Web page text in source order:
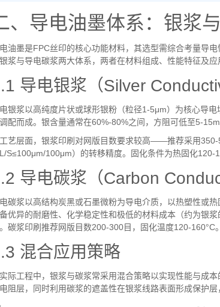
、导电油墨体系：银浆
油墨是FPC丝印的核心功能材料，其选型需综合考量导
浆与导电碳浆两大体系，两者在材料组成、性能特征及应
导电银浆（Silver
银浆以高纯度片状或球形银粉（粒径1-5μm）为核心导电
配而成。银含量通常在60%-80%之间，方阻可低至5-
艺层面，银浆印刷对网版目数要求较高——推荐采用350-
L/S≤100μm/100μm）的转移精度。固化条件为热固化120-
导电碳浆（Carbon
碳浆以高结构炭黑或石墨微粉为导电介质，以热塑性或
优异的耐磨性、化学稳定性和极低的材料成本（约为银浆
碳浆印刷推荐网版目数200-300目，固化温度120-160°C。
混合应用策略
际工程中，银浆与碳浆常采用混合策略以实现性能与成
阻层，同时利用碳浆的遮盖性在银浆线路表面形成保护